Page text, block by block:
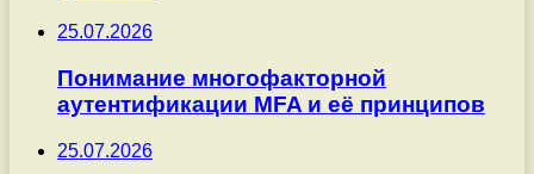
25.07.2026
Понимание многофакторной
аутентификации MFA и её принципов
25.07.2026